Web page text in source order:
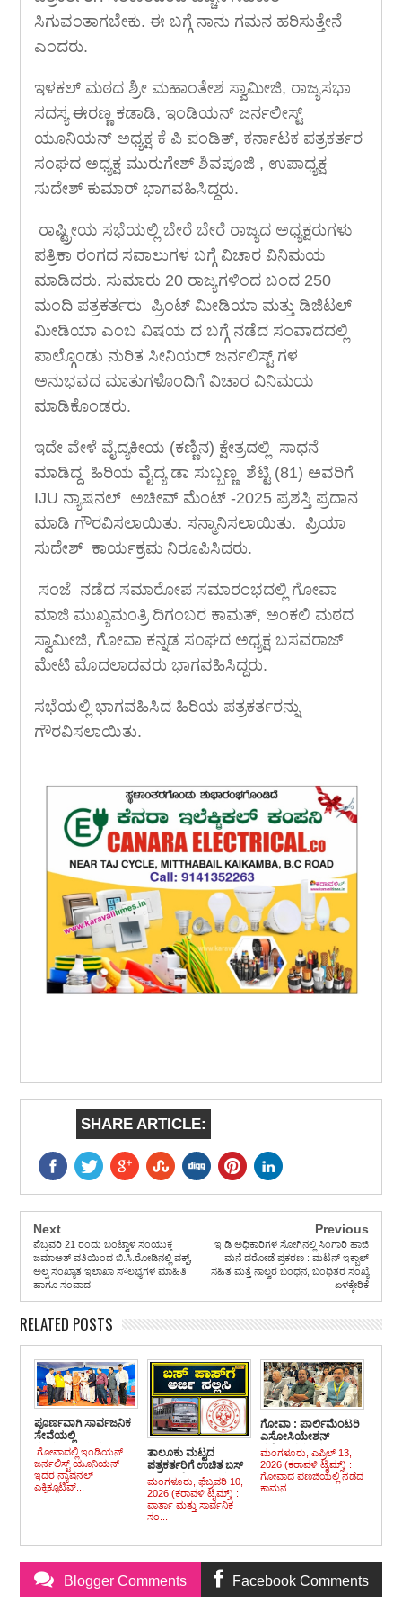
ಸಿಗುವಂತಾಗಬೇಕು. ಈ ಬಗ್ಗೆ ನಾನು ಗಮನ ಹರಿಸುತ್ತೇನೆ
ಎಂದರು.
ಇಳಕಲ್ ಮಠದ ಶ್ರೀ ಮಹಾಂತೇಶ ಸ್ವಾಮೀಜಿ, ರಾಜ್ಯಸಭಾ
ಸದಸ್ಯ ಈರಣ್ಣ ಕಡಾಡಿ, ಇಂಡಿಯನ್ ಜರ್ನಲೀಸ್ಟ್
ಯೂನಿಯನ್ ಅಧ್ಯಕ್ಷ ಕೆ ಪಿ ಪಂಡಿತ್, ಕರ್ನಾಟಕ ಪತ್ರಕರ್ತರ
ಸಂಘದ ಅಧ್ಯಕ್ಷ ಮುರುಗೇಶ್ ಶಿವಪೂಜಿ , ಉಪಾಧ್ಯಕ್ಷ
ಸುದೇಶ್ ಕುಮಾರ್ ಭಾಗವಹಿಸಿದ್ದರು.
ರಾಷ್ಟ್ರೀಯ ಸಭೆಯಲ್ಲಿ ಬೇರೆ ಬೇರೆ ರಾಜ್ಯದ ಅಧ್ಯಕ್ಷರುಗಳು
ಪತ್ರಿಕಾ ರಂಗದ ಸವಾಲುಗಳ ಬಗ್ಗೆ ವಿಚಾರ ವಿನಿಮಯ
ಮಾಡಿದರು. ಸುಮಾರು 20 ರಾಜ್ಯಗಳಿಂದ ಬಂದ 250
ಮಂದಿ ಪತ್ರಕರ್ತರು ಪ್ರಿಂಟ್ ಮೀಡಿಯಾ ಮತ್ತು ಡಿಜಿಟಲ್
ಮೀಡಿಯಾ ಎಂಬ ವಿಷಯ ದ ಬಗ್ಗೆ ನಡೆದ ಸಂವಾದದಲ್ಲಿ
ಪಾಲ್ಗೊಂಡು ನುರಿತ ಸೀನಿಯರ್ ಜರ್ನಲಿಸ್ಟ್ ಗಳ
ಅನುಭವದ ಮಾತುಗಳೊಂದಿಗೆ ವಿಚಾರ ವಿನಿಮಯ
ಮಾಡಿಕೊಂಡರು.
ಇದೇ ವೇಳೆ ವೈದ್ಯಕೀಯ (ಕಣ್ಣಿನ) ಕ್ಷೇತ್ರದಲ್ಲಿ ಸಾಧನೆ
ಮಾಡಿದ್ದ ಹಿರಿಯ ವೈದ್ಯ ಡಾ ಸುಬ್ಬಣ್ಣ ಶೆಟ್ಟಿ (81) ಅವರಿಗೆ
IJU ನ್ಯಾಷನಲ್ ಅಚೀವ್ ಮೆಂಟ್ -2025 ಪ್ರಶಸ್ತಿ ಪ್ರದಾನ
ಮಾಡಿ ಗೌರವಿಸಲಾಯಿತು. ಸನ್ಮಾನಿಸಲಾಯಿತು. ಪ್ರಿಯಾ
ಸುದೇಶ್ ಕಾರ್ಯಕ್ರಮ ನಿರೂಪಿಸಿದರು.
ಸಂಜೆ ನಡೆದ ಸಮಾರೋಪ ಸಮಾರಂಭದಲ್ಲಿ ಗೋವಾ
ಮಾಜಿ ಮುಖ್ಯಮಂತ್ರಿ ದಿಗಂಬರ ಕಾಮತ್, ಅಂಕಲಿ ಮಠದ
ಸ್ವಾಮೀಜಿ, ಗೋವಾ ಕನ್ನಡ ಸಂಘದ ಅಧ್ಯಕ್ಷ ಬಸವರಾಜ್
ಮೇಟಿ ಮೊದಲಾದವರು ಭಾಗವಹಿಸಿದ್ದರು.
ಸಭೆಯಲ್ಲಿ ಭಾಗವಹಿಸಿದ ಹಿರಿಯ ಪತ್ರಕರ್ತರನ್ನು
ಗೌರವಿಸಲಾಯಿತು.
SHARE ARTICLE:
Next
ಪೆಬ್ರವರಿ 21 ರಂದು ಬಂಟ್ವಾಳ ಸಂಯುಕ್ತ
ಜಮಾಅತ್ ವತಿಯಿಂದ ಬಿ.ಸಿ.ರೋಡಿನಲ್ಲಿ ವಕ್ಫ್,
ಅಲ್ಪ ಸಂಖ್ಯಾತ ಇಲಾಖಾ ಸೌಲಭ್ಯಗಳ ಮಾಹಿತಿ
ಹಾಗೂ ಸಂವಾದ
Previous
ಇ ಡಿ ಅಧಿಕಾರಿಗಳ ಸೋಗಿನಲ್ಲಿ ಸಿಂಗಾರಿ ಹಾಜಿ
ಮನೆ ದರೋಡೆ ಪ್ರಕರಣ : ಮಟನ್ ಇಕ್ಬಾಲ್
ಸಹಿತ ಮತ್ತೆ ನಾಲ್ವರ ಬಂಧನ, ಬಂಧಿತರ ಸಂಖ್ಯೆ
ಏಳಕ್ಕೇರಿಕೆ
RELATED POSTS
ಪೂರ್ಣವಾಗಿ ಸಾರ್ವಜನಿಕ
ಸೇವೆಯಲ್ಲಿ
ತೂಡಗಿಸಿಕೊಳ್ಳುವ
ಪತ್ರಕರ್ತರಿಗೆ ಸರಕಾರದಿಂದ
ಹೆಚ್ಚಿನ ನೆರವು
ಸಿಗುವಂತಾಗಬೇಕು, ಈ ಬಗ್ಗೆ
ಗೋವಾದಲ್ಲಿ ಇಂಡಿಯನ್
ಜರ್ನಲಿಸ್ಟ್ ಯೂನಿಯನ್
ಇದರ ನ್ಯಾಷನಲ್
ಎಕ್ಸಿಕ್ಯೂಟಿವ್...
ತಾಲೂಕು ಮಟ್ಟದ
ಪತ್ರಕರ್ತರಿಗೆ ಉಚಿತ ಬಸ್
ಪಾಸ್ : ಸೇವಾ ಸಿಂಧು
ಪೋರ್ಟಲ್ ಮೂಲಕ ಆನ್
ಲೈನ್ ಅರ್ಜಿ ಆಹ್ವಾನ
ಮಂಗಳೂರು, ಫೆಬ್ರವರಿ 10,
2026 (ಕರಾವಳಿ ಟೈಮ್ಸ್) :
ವಾರ್ತಾ ಮತ್ತು ಸಾರ್ವನಿಕ
ಸಂ...
ಗೋವಾ : ಪಾರ್ಲಿಮೆಂಟರಿ
ಎಸೋಸಿಯೇಶನ್
ಸಮ್ಮೇಳನದಲ್ಲಿ ಕರ್ನಾಟಕ
ಸ್ಪೀಕರ್ ಡಾ. ಯು.ಟಿ.
ಖಾದರ್ ಭಾಷಣ
ಮಂಗಳೂರು, ಎಪ್ರಿಲ್ 13,
2026 (ಕರಾವಳಿ ಟೈಮ್ಸ್) :
ಗೋವಾದ ಪಣಜಿಯಲ್ಲಿ ನಡೆದ
ಕಾಮನ...
Blogger Comments Facebook Comments